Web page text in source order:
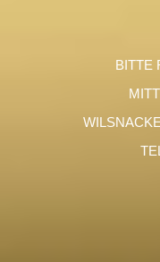
BITTE